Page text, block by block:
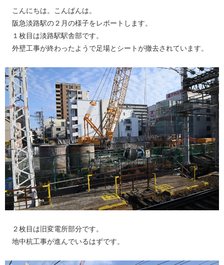
こんにちは。こんばんは。
阪急淡路駅の２月の様子をレポートします。
１枚目は淡路駅駅舎部です。
外壁工事が終わったようで足場とシートが撤去されています。
２枚目は旧変電所部分です。
地中杭工事が進んでいるはずです。